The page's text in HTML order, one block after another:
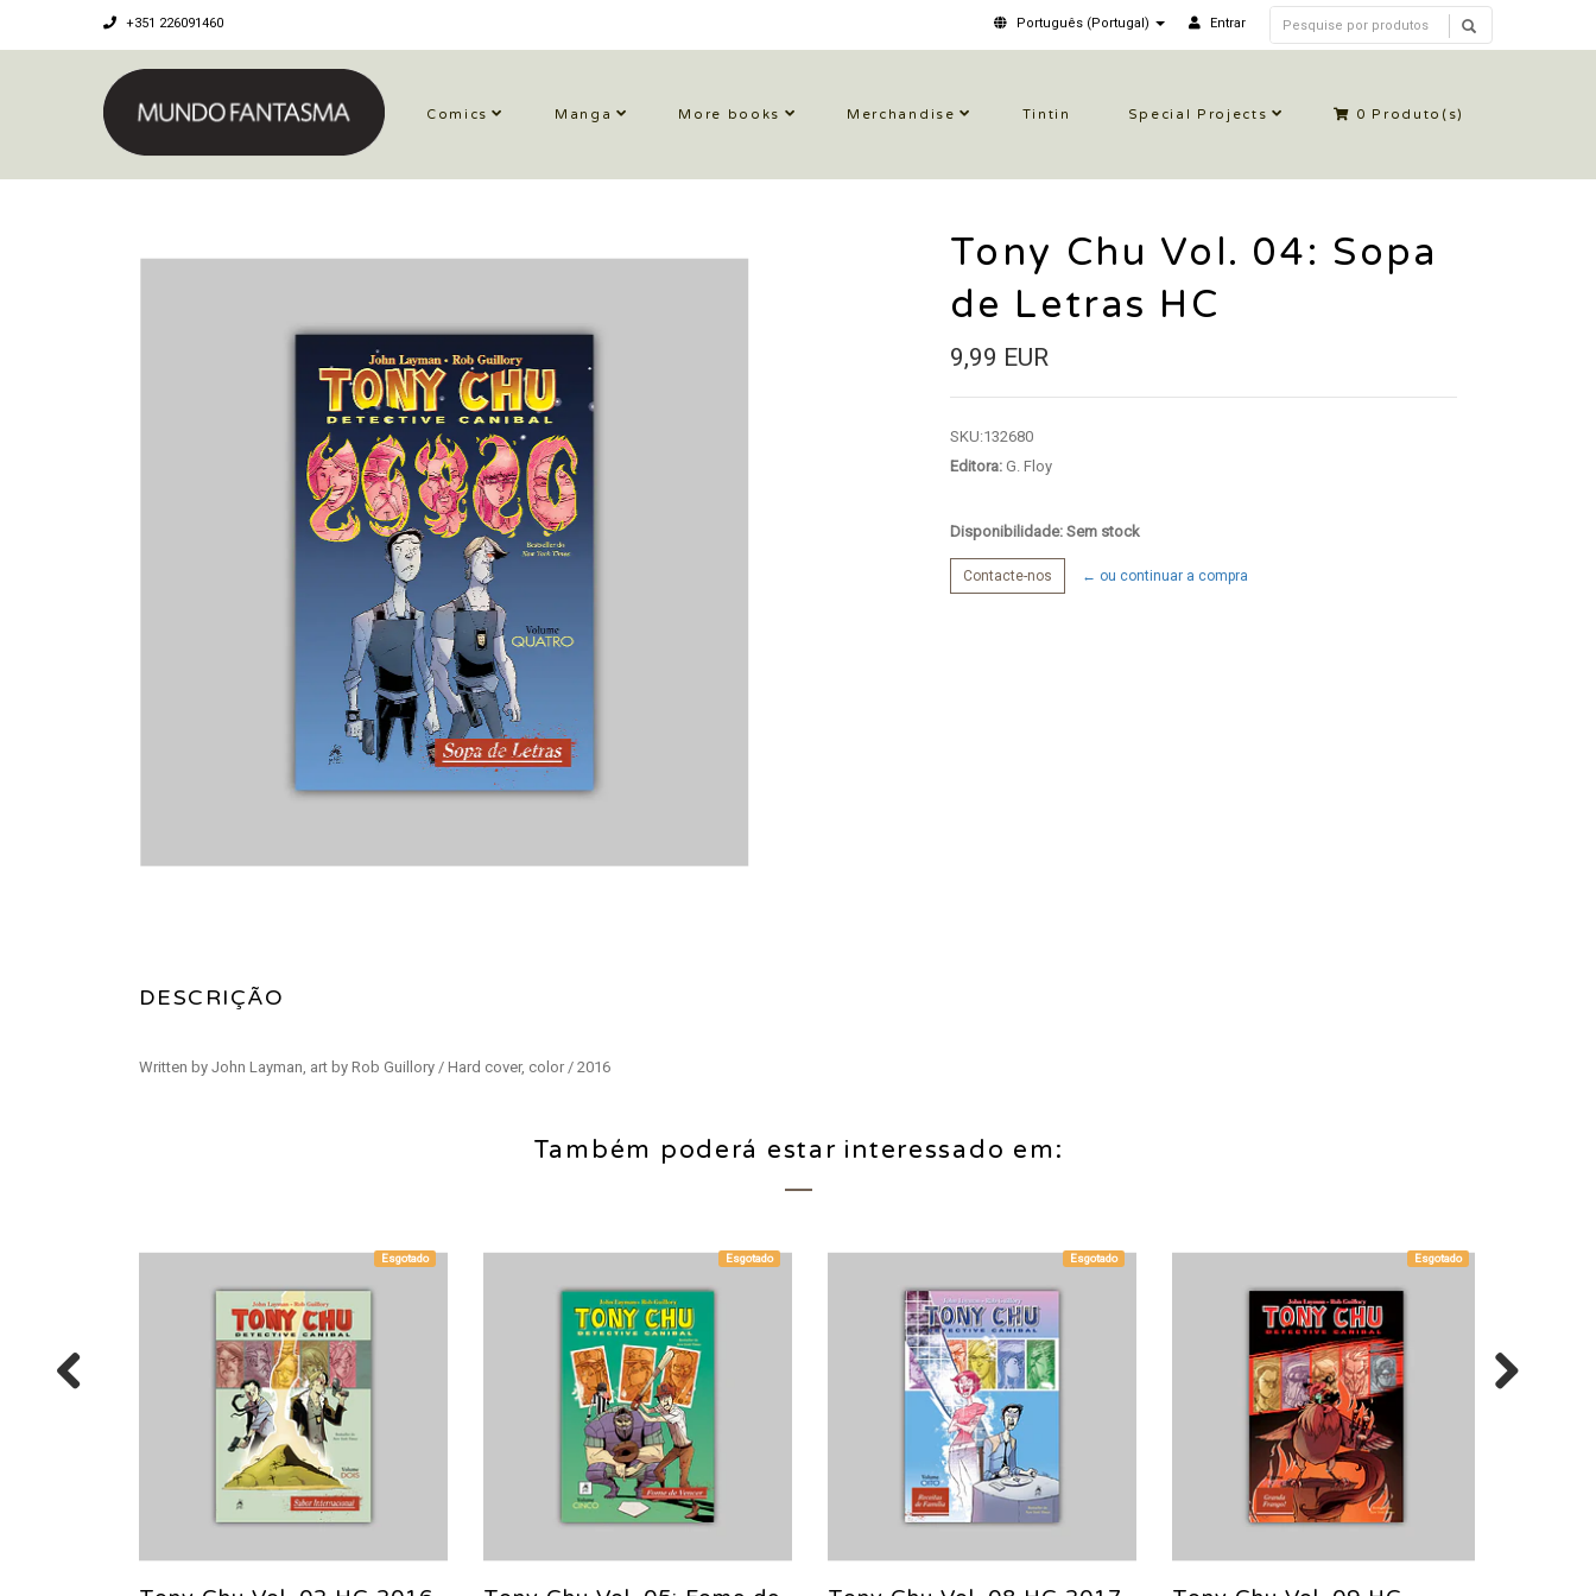
+351 226091460 Português (Portugal) Entrar
Comics Manga More books Merchandise Tintin Special Projects 0 Produto(s)
DESCRIÇÃO
Written by John Layman, art by Rob Guillory / Hard cover, color / 2016
Tony Chu Vol. 04: Sopa
de Letras HC
9,99 EUR
SKU:132680
Editora:G. Floy
Disponibilidade: Sem stock
Contacte-nos ← ou continuar a compra
Também poderá estar interessado em:
Esgotado Esgotado Esgotado Esgotado